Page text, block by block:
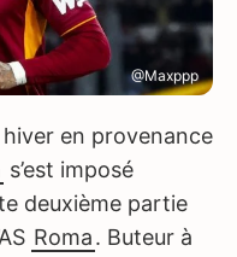
@Maxppp
en provenance
s’est imposé
deuxième partie
Roma. Buteur à